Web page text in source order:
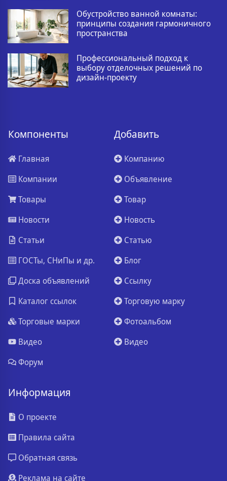
Обустройство ванной комнаты:
принципы создания гармоничного
пространства
Профессиональный подход к
выбору отделочных решений по
дизайн-проекту
Компоненты
Главная
Компании
Товары
Новости
Статьи
ГОСТы, СНиПы и др.
Доска объявлений
Каталог ссылок
Торговые марки
Видео
Форум
Добавить
Компанию
Объявление
Товар
Новость
Статью
Блог
Ссылку
Торговую марку
Фотоальбом
Видео
Информация
О проекте
Правила сайта
Обратная связь
Реклама на сайте